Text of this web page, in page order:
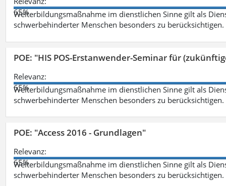
65%
Weiterbildungsmaßnahme im dienstlichen Sinne gilt als
schwerbehinderter Menschen besonders zu berücksichtigen.
POE: "HIS POS-Erstanwender-Seminar für
Relevanz:
65%
Weiterbildungsmaßnahme im dienstlichen Sinne gilt als
schwerbehinderter Menschen besonders zu berücksichtigen.
POE: "Access 2016 - Grundlagen"
Relevanz:
65%
Weiterbildungsmaßnahme im dienstlichen Sinne gilt als
schwerbehinderter Menschen besonders zu berücksichtigen.